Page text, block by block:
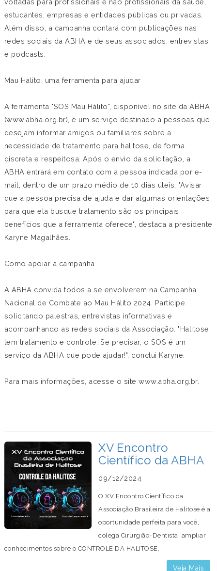
estudantes, empresas e entidades públicas ou privadas.
Além disso, a campanha contará com publicações nas
redes sociais da ABHA e de seus associados, entrevistas
e podcasts.
Mau Hálito: uma ferramenta para ajudar
A ferramenta "SOS Mau Hálito", disponível no site da ABHA
(www.abha.org.br), é um serviço destinado a pessoas que
desejam informar amigos ou familiares sobre a
necessidade de tratamento para halitose, de forma
discreta e respeitosa. Após o envio da solicitação, a
ABHA entrará em contato com a pessoa indicada por e-
mail, dentro de um prazo médio de 10 dias úteis. "Avisar
que a pessoa precisa de ajuda e dar algumas orientações
para que ela busque tratamento são os principais
benefícios que a ferramenta oferece", destaca a presidente
Karyne Magalhães.
Como apoiar a campanha
A ABHA convida todos a se envolverem na Campanha
Nacional de Combate ao Mau Hálito 2024. Participe
solicitando palestras, entrevistas informativas e
acompanhando as redes sociais da Associação. "Halitose
tem tratamento e controle. Se precisar, o SOS é um
serviço da ABHA que pode ajudar!", conclui Karyne.
Para mais informações, acesse o site www.abha.org.br.
XV Encontro
Científico da ABHA
09/12/2024
O XV Encontro Científico da
Associação Brasileira de Halitose é a
oportunidade perfeita para você,
colega Cirurgião-Dentista, ampliar
conhecimentos sobre o CONTROLE DA HALITOSE.
Veja Mais